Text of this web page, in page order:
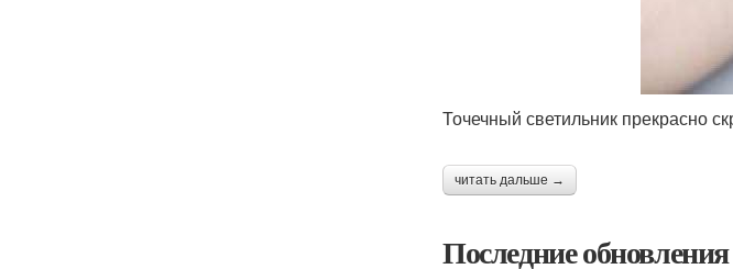
Точечный светильник прекрасно
читать дальше →
Последние